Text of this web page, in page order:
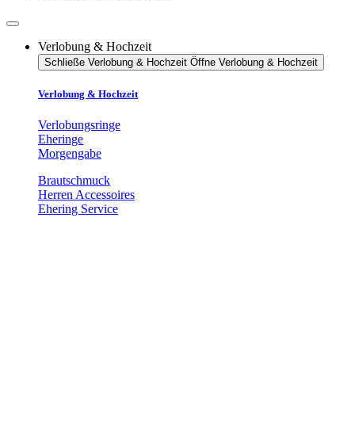
Verlobung & Hochzeit
Schließe Verlobung & Hochzeit Öffne Verlobung & Hochzeit
Verlobung & Hochzeit
Verlobungsringe
Eheringe
Morgengabe
Brautschmuck
Herren Accessoires
Ehering Service